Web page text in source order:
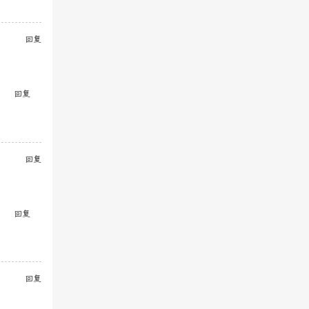
回复
回复
回复
回复
回复